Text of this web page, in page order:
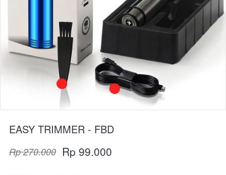
EASY TRIMMER - FBD
Rp 270.000 Rp 99.000